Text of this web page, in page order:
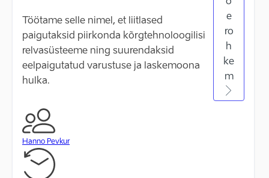
Töötame selle nimel, et liitlased
paigutaksid piirkonda kõrgtehnoloogilisi
relvasüsteeme ning suurendaksid
eelpaigutatud varustuse ja laskemoona
hulka.
Hanno Pevkur
e
ro
h
ke
m